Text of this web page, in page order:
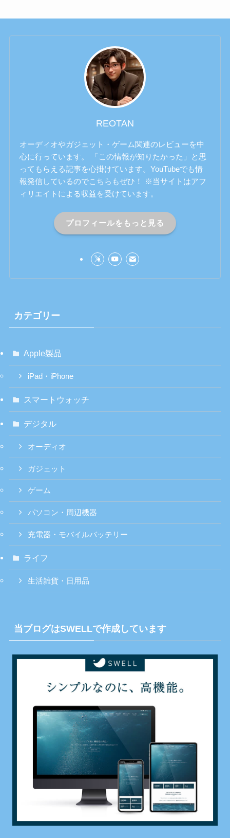
REOTAN
オーディオやガジェット・ゲーム関連のレビューを中
心に行っています。 「この情報が知りたかった」と思
ってもらえる記事を心掛けています。YouTubeでも情
報発信しているのでこちらもぜひ！ ※当サイトはアフ
ィリエイトによる収益を受けています。
プロフィールをもっと見る
カテゴリー
Apple製品
iPad・iPhone
スマートウォッチ
デジタル
オーディオ
ガジェット
ゲーム
パソコン・周辺機器
充電器・モバイルバッテリー
ライフ
生活雑貨・日用品
当ブログはSWELLで作成しています